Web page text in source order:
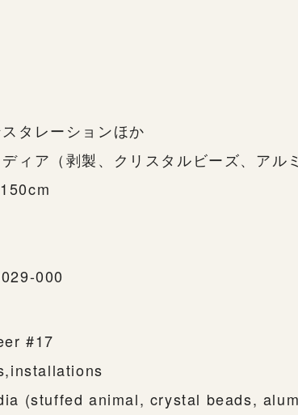
タレーションほか
ィア（剥製、クリスタルビーズ、アル
000
#17
(stuffed animal, crystal beads,